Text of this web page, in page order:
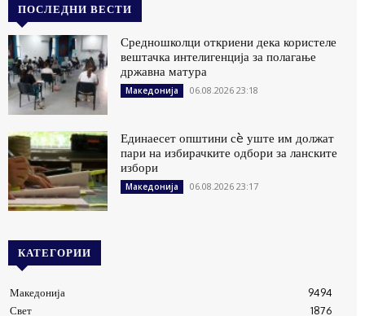
ПОСЛЕДНИ ВЕСТИ
Средношколци откриени дека користеле
вештачка интелигенција за полагање
државна матура
Македонија 06.08.2026 23:18
Единаесет општини сè уште им должат
пари на избирачките одбори за ланските
избори
Македонија 06.08.2026 23:17
КАТЕГОРИИ
Македонија
9494
Свет
1876